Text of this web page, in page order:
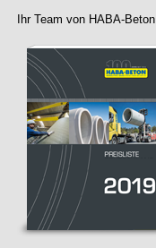
Ihr Team von HABA-Beton